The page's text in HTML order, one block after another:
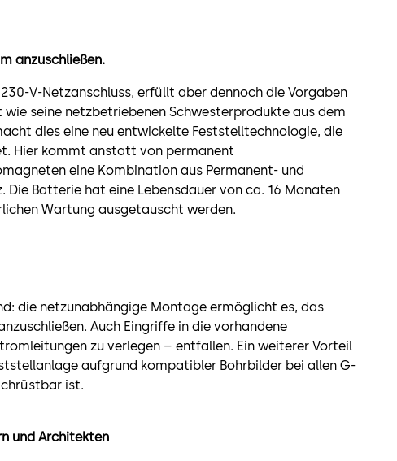
anzuschließen.
230-V-Netzanschluss, erfüllt aber dennoch die Vorgaben
seine netzbetriebenen Schwesterprodukte aus dem
dies eine neu entwickelte Feststelltechnologie, die
Hier kommt anstatt von permanent
eine Kombination aus Permanent- und
Die Batterie hat eine Lebensdauer von ca. 16 Monaten
Wartung ausgetauscht werden.
die netzunabhängige Montage ermöglicht es, das
Auch Eingriffe in die vorhandene
zu verlegen – entfallen. Ein weiterer Vorteil
aufgrund kompatibler Bohrbilder bei allen G-
ist.
und Architekten